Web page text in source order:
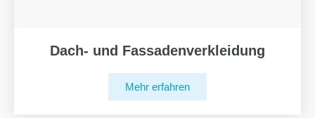
Dach- und Fassadenverkleidung
Mehr erfahren